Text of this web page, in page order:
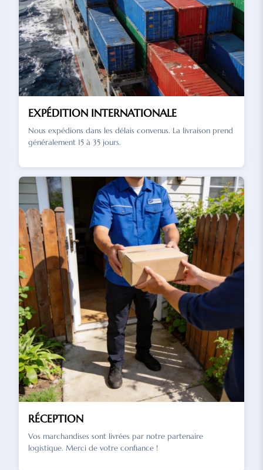
EXPÉDITION INTERNATIONALE
Nous expédions dans les délais convenus. La livraison prend
généralement 15 à 35 jours.
RÉCEPTION
Vos marchandises sont livrées par notre partenaire
logistique. Merci de votre confiance !